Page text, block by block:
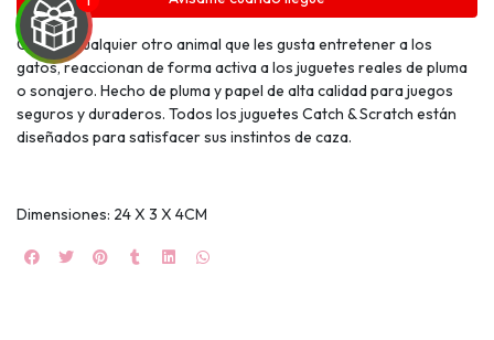
Como a cualquier otro animal que les gusta entretener a los
gatos, reaccionan de forma activa a los juguetes reales de pluma
o sonajero. Hecho de pluma y papel de alta calidad para juegos
seguros y duraderos. Todos los juguetes Catch & Scratch están
diseñados para satisfacer sus instintos de caza.
Dimensiones: 24 X 3 X 4CM